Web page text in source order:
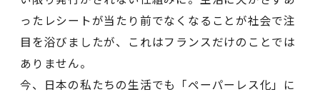
ったレシートが当たり前でなくなることが社会で注
目を浴びましたが、これはフランスだけのことでは
ありません。
今、日本の私たちの生活でも「ペーパーレス化」に